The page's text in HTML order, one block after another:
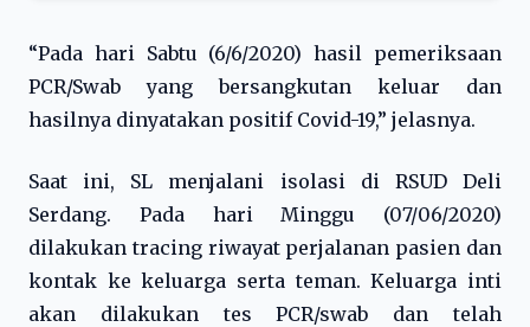
“Pada hari Sabtu (6/6/2020) hasil pemeriksaan
PCR/Swab yang bersangkutan keluar dan
hasilnya dinyatakan positif Covid-19,” jelasnya.
Saat ini, SL menjalani isolasi di RSUD Deli
Serdang. Pada hari Minggu (07/06/2020)
dilakukan tracing riwayat perjalanan pasien dan
kontak ke keluarga serta teman. Keluarga inti
akan dilakukan tes PCR/swab dan telah